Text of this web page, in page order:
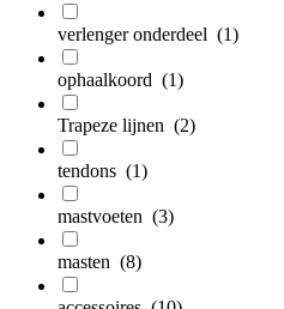
verlenger onderdeel (1)
ophaalkoord (1)
Trapeze lijnen (2)
tendons (1)
mastvoeten (3)
masten (8)